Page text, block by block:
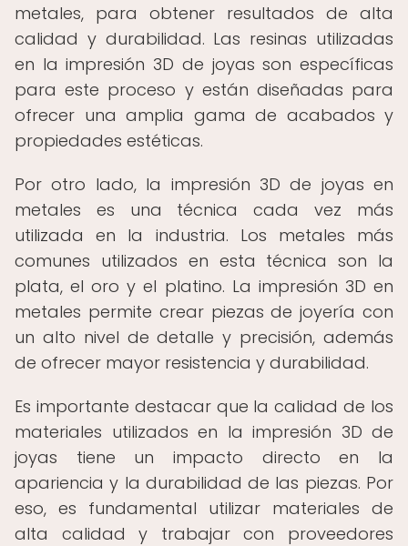
metales, para obtener resultados de alta
calidad y durabilidad. Las resinas utilizadas
en la impresión 3D de joyas son específicas
para este proceso y están diseñadas para
ofrecer una amplia gama de acabados y
propiedades estéticas.
Por otro lado, la impresión 3D de joyas en
metales es una técnica cada vez más
utilizada en la industria. Los metales más
comunes utilizados en esta técnica son la
plata, el oro y el platino. La impresión 3D en
metales permite crear piezas de joyería con
un alto nivel de detalle y precisión, además
de ofrecer mayor resistencia y durabilidad.
Es importante destacar que la calidad de los
materiales utilizados en la impresión 3D de
joyas tiene un impacto directo en la
apariencia y la durabilidad de las piezas. Por
eso, es fundamental utilizar materiales de
alta calidad y trabajar con proveedores